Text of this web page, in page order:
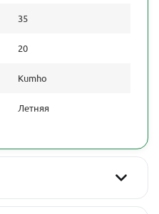
35
20
Kumho
Летняя